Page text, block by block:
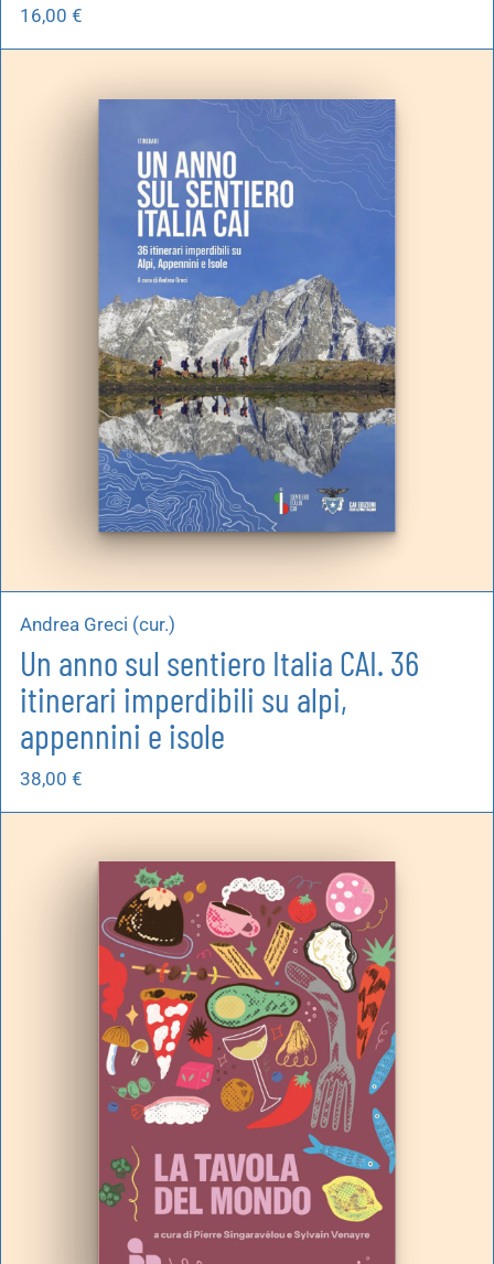
16,00 €
Andrea Greci (cur.)
Un anno sul sentiero Italia CAI. 36
itinerari imperdibili su alpi,
appennini e isole
38,00 €